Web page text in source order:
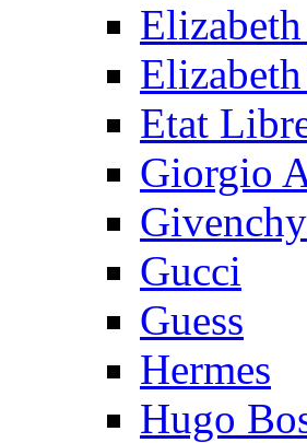
Etat
Giorgio
Givenchy
Gucci
Guess
Hermes
Hugo